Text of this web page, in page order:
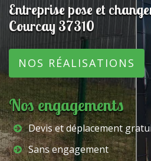
Entreprise pose et
Courcay 37310
NOS RÉALISATIONS
Nos engagements
Devis et déplacement
Sans engagement